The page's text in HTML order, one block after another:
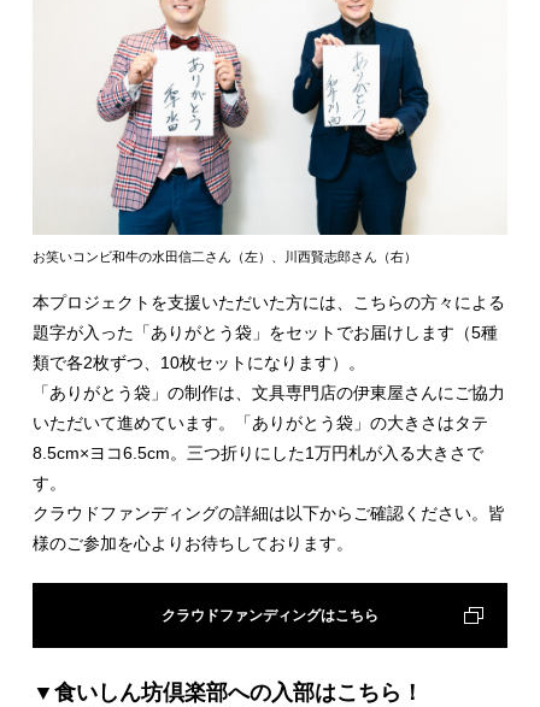
お笑いコンビ和牛の水田信二さん（左）、川西賢志郎さん（右）
本プロジェクトを支援いただいた方には、こちらの方々による
題字が入った「ありがとう袋」をセットでお届けします（5種
類で各2枚ずつ、10枚セットになります）。
「ありがとう袋」の制作は、文具専門店の伊東屋さんにご協力
いただいて進めています。「ありがとう袋」の大きさはタテ
8.5cm×ヨコ6.5cm。三つ折りにした1万円札が入る大きさで
す。
クラウドファンディングの詳細は以下からご確認ください。皆
様のご参加を心よりお待ちしております。
クラウドファンディングはこちら
▼食いしん坊倶楽部への入部はこちら！